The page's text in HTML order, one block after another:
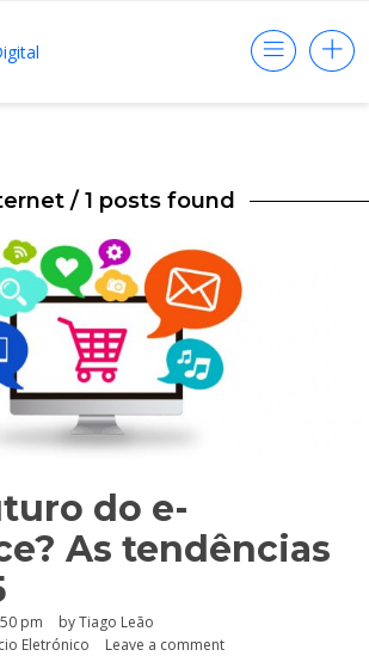
/ 1 posts found
do e-
As tendências
pm
by Tiago Leão
Eletrónico Leave a comment